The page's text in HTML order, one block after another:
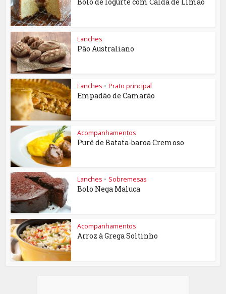
Bolo de Iogurte com Calda de Limão
Lanches
Pão Australiano
Lanches • Prato principal
Empadão de Camarão
Acompanhamentos
Purê de Batata-baroa Cremoso
Lanches • Sobremesas
Bolo Nega Maluca
Acompanhamentos
Arroz à Grega Soltinho